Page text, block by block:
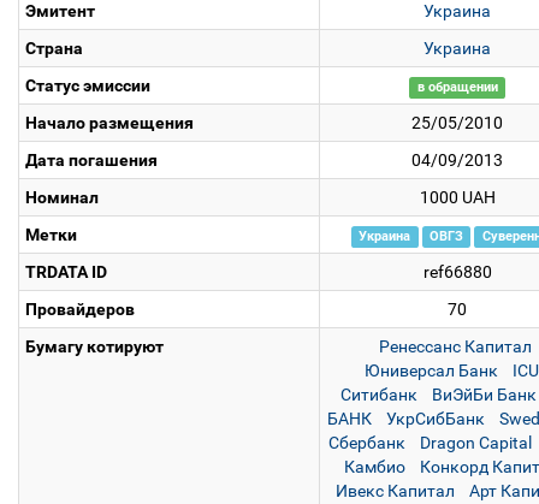
Эмитент
Украина
Страна
Украина
Статус эмиссии
в обращении
Начало размещения
25/05/2010
Дата погашения
04/09/2013
Номинал
1000 UAH
Метки
Украина ОВГЗ
TRDATA ID
ref66880
Провайдеров
70
Бумагу котируют
Ренессанс Капитал
Юниверсал Банк
ICU
Ситибанк
ВиЭйБи Банк
БАНК
УкрСибБанк
Сбербанк
Dragon Capital
Камбио
Конкорд
Ивекс Капитал
Арт